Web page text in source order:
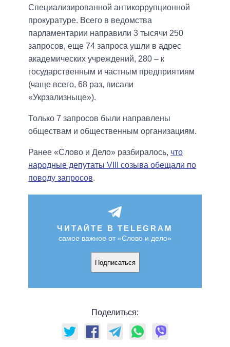
Специализированной антикоррупционной
прокуратуре. Всего в ведомства
парламентарии направили 3 тысячи 250
запросов, еще 74 запроса ушли в адрес
академических учреждений, 280 – к
государственным и частным предприятиям
(чаще всего, 68 раз, писали
«Укрзализныце»).
Только 7 запросов были направлены
обществам и общественным организациям.
Ранее «Слово и Дело» разбиралось, что
народные депутаты VIII созыва обещали по
поводу запросов.
ЧИТАЙТЕ В TELEGRAM
самое важное от «Слово и дело»
Подписаться
Поделиться: